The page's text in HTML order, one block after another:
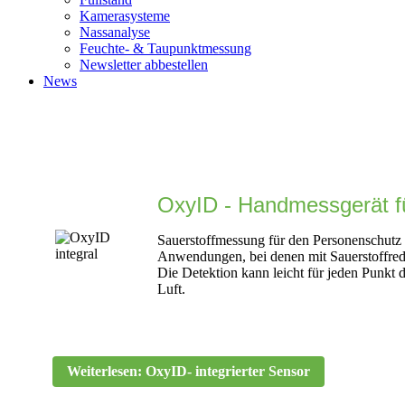
Kamerasysteme
Nassanalyse
Feuchte- & Taupunktmessung
Newsletter abbestellen
News
OxyID - Handmessgerät
Sauerstoffmessung für den
Anwendungen, bei denen mit
Die Detektion kann leicht für jeden Punkt
Luft.
Weiterlesen: OxyID- integrierter Sensor